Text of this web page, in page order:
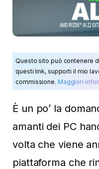
Questo sito può contenere
questi link, supporti il mio
commissione. Maggiori
È un po’ la
amanti dei PC
volta che viene
piattaforma che